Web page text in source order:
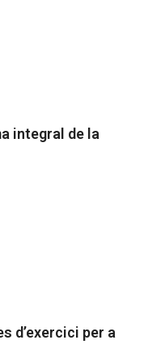
integral de la
d’exercici per a